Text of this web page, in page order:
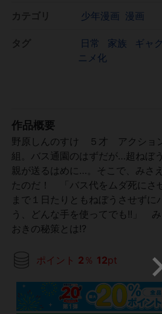
少年漫画 漫画
日常 家族 ギャ
ニメ化
作品概要
野原しんのすけ ５才 アクショ
組。バス通園のはずだが…超ねぼ
親が送るはめに…。そこで、みさ
たのだ！ 「バス代をムダ死にさ
まで１日たりともねぼうさせず
う、どんな手を使ってでも!!」
おきの秘策とは!?
ポイント 2 ％ 12pt